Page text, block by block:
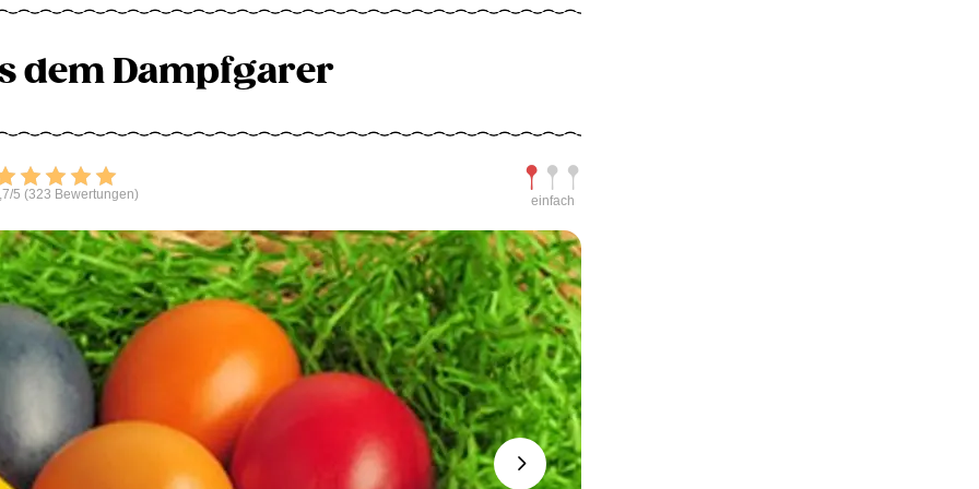
dem Dampfgarer
Bewerten
5 (323 Bewertungen)
Schwierigkeit
einfach
Next